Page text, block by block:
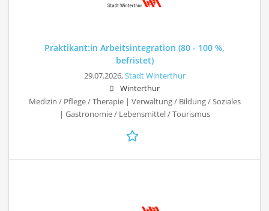
Praktikant:in Arbeitsintegration (80 - 100 %,
befristet)
29.07.2026,Stadt Winterthur
Winterthur
Medizin / Pflege / Therapie | Verwaltung / Bildung / Soziales
| Gastronomie / Lebensmittel / Tourismus